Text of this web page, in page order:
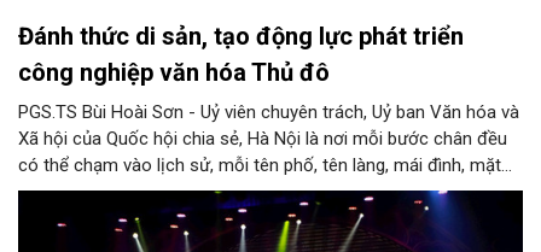
Đánh thức di sản, tạo động lực phát triển
công nghiệp văn hóa Thủ đô
PGS.TS Bùi Hoài Sơn - Uỷ viên chuyên trách, Uỷ ban Văn hóa và
Xã hội của Quốc hội chia sẻ, Hà Nội là nơi mỗi bước chân đều
có thể chạm vào lịch sử, mỗi tên phố, tên làng, mái đình, mặt
hồ, nếp nhà, câu hát, món ăn, làn điệu, nghề thủ công đều có
thể kể một câu chuyện về chiều sâu văn hiến của dân tộc.
Nhưng trong kỷ nguyên mới, câu hỏi đặt ra không chỉ Hà Nội có